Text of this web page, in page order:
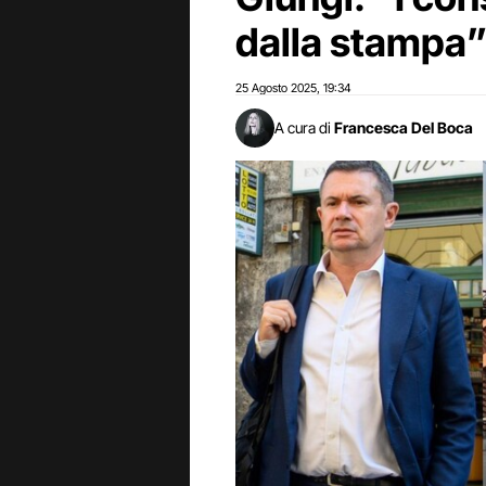
dalla
25 Agosto 2025 19:34
A cura di Francesca Del Boca